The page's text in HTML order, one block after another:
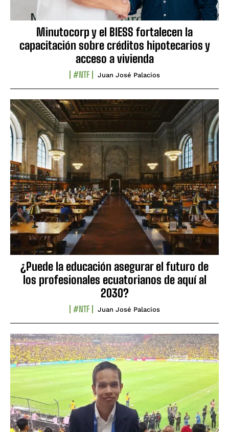
Minutocorp y el BIESS fortalecen la
capacitación sobre créditos hipotecarios y
acceso a vivienda
#NTF Juan José Palacios
¿Puede la educación asegurar el futuro de
los profesionales ecuatorianos de aquí al
2030?
#NTF Juan José Palacios